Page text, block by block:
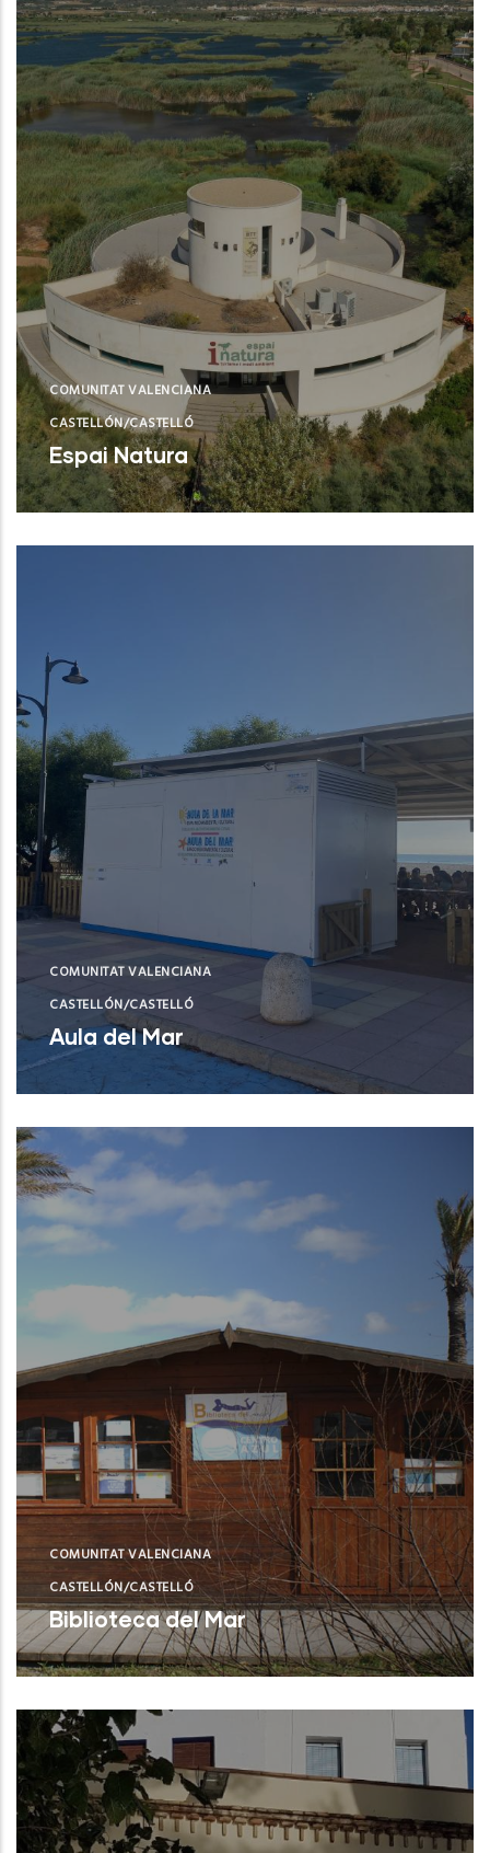
COMUNITAT VALENCIANA
CASTELLÓN/CASTELLÓ
Espai Natura
Torreblanca (Castelló/Castellón)
COMUNITAT VALENCIANA
CASTELLÓN/CASTELLÓ
Aula del Mar
Xilxes (Castelló/Castellón)
COMUNITAT VALENCIANA
CASTELLÓN/CASTELLÓ
Biblioteca del Mar
Castellón (Castelló/Castellón)